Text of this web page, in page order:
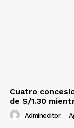
Cuatro
de S/1.30
Admineditor -